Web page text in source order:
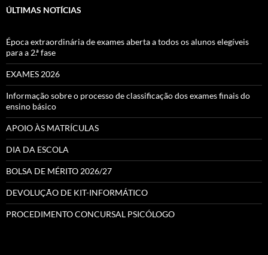
ÚLTIMAS NOTÍCIAS
Época extraordinária de exames aberta a todos os alunos elegíveis
para a 2.ª fase
EXAMES 2026
Informação sobre o processo de classificação dos exames finais do
ensino básico
APOIO ÀS MATRÍCULAS
DIA DA ESCOLA
BOLSA DE MÉRITO 2026/27
DEVOLUÇÃO DE KIT-INFORMÁTICO
PROCEDIMENTO CONCURSAL PSICÓLOGO